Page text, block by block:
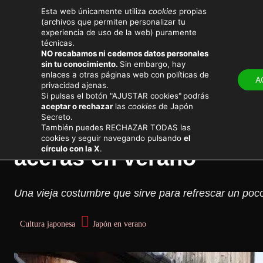
LUGARES
Cultura y sociedad
Uchimizu, la tradición
aceras en verano
Una vieja costumbre que sirve para refrescar un
Cultura japonesa Japón en verano
Esta web únicamente utiliza cookies propias
(archivos que permiten personalizar tu
experiencia de uso de la web) puramente
técnicas.
NO recabamos ni cedemos datos personales
sin tu conocimiento. Sin embargo, hay
enlaces a otras páginas web con políticas de
privacidad ajenas.
Si pulsas el botón "AJUSTAR cookies" podrás
aceptar o rechazarlas cookies de Japón
Secreto.
También puedes RECHAZAR TODAS las
cookies y seguir navegando pulsando el
círculo con la X.